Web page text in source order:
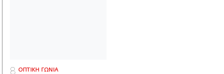
ΟΠΤΙΚΗ ΓΩΝΙΑ